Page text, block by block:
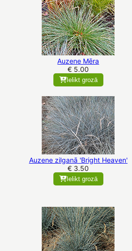
Auzene Mēra
€ 5.00
Ielikt grozā
Auzene zilganā 'Bright Heaven'
€ 3.50
Ielikt grozā